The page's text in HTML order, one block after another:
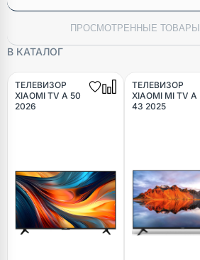
ПРОСМОТРЕННЫЕ ТОВАРЫ
В КАТАЛОГ
ТЕЛЕВИЗОР
XIAOMI TV A 50
2026
ТЕЛЕВИЗОР
XIAOMI MI TV A
43 2025